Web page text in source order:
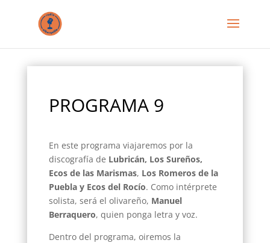
PROGRAMA 9
En este programa viajaremos por la
discografía de Lubricán, Los Sureños,
Ecos de las Marismas, Los Romeros de la
Puebla y Ecos del Rocío. Como intérprete
solista, será el olivareño, Manuel
Berraquero, quien ponga letra y voz.
Dentro del programa, oiremos la